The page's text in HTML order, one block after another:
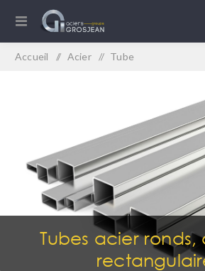
Accueil / Acier / Tube
Tubes acier ronds,